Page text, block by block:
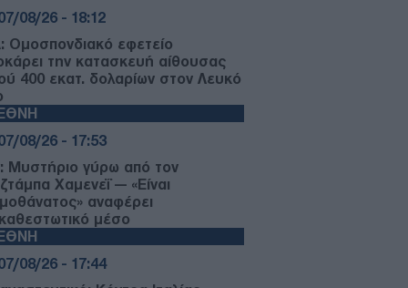
08/26 - 18:12
Ομοσπονδιακό εφετείο
την κατασκευή αίθουσας
400 εκατ. δολαρίων στον Λευκό
08/26 - 17:53
Μυστήριο γύρω από τον
Χαμενεΐ — «Είναι
αναφέρει
μέσο
08/26 - 17:44